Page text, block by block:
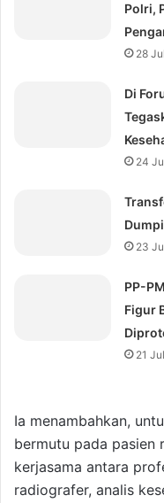
Polri,
28
Di
24
23
⁠PP-
Figur
21
Ia menambahkan,
bermutu pada pasien
kerjasama antara
radiografer, analis